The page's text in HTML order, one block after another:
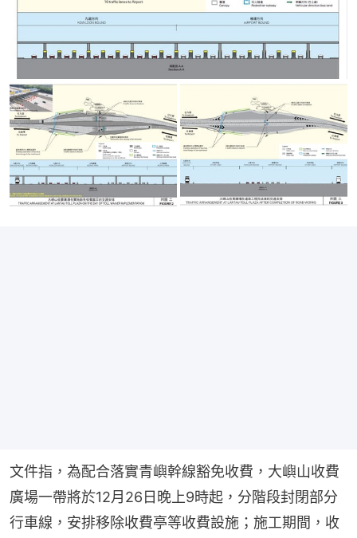
文件指，為配合落實青嶼幹線豁免收費，大嶼山收費
廣場一帶將於12月26日晚上9時起，分階段封閉部分
行車線，安排移除收費亭等收費設施；施工期間，收